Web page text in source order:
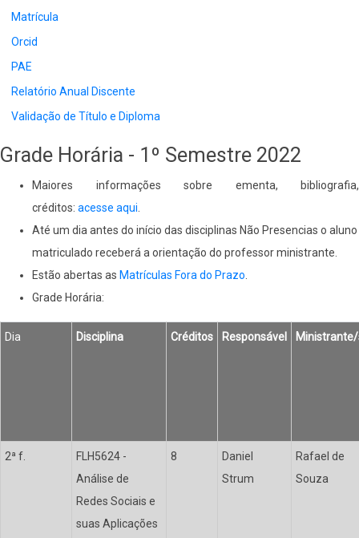
Matrícula
Orcid
PAE
Relatório Anual Discente
Validação de Título e Diploma
Grade Horária - 1º Semestre 2022
Maiores informações sobre ementa, bibliografia,
créditos: acesse aqui
Até um dia antes do início das disciplinas Não Presencias o aluno
matriculado receberá a orientação do professor ministrante.
Estão abertas as Matrículas Fora do Prazo
Grade Horária:
Dia Disciplina Créditos Responsável
2ª f.
FLH5624 -
Análise de
Redes Sociais e
suas Aplicações
8
Daniel
Strum
Rafael de
Souza